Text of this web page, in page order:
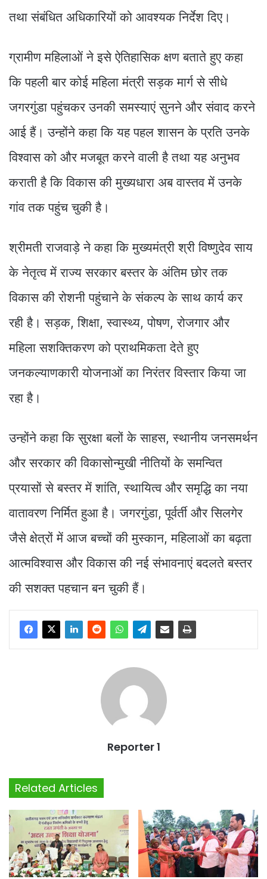
तथा संबंधित अधिकारियों को आवश्यक निर्देश दिए।
ग्रामीण महिलाओं ने इसे ऐतिहासिक क्षण बताते हुए कहा
कि पहली बार कोई महिला मंत्री सड़क मार्ग से सीधे
जगरगुंडा पहुंचकर उनकी समस्याएं सुनने और संवाद करने
आई हैं। उन्होंने कहा कि यह पहल शासन के प्रति उनके
विश्वास को और मजबूत करने वाली है तथा यह अनुभव
कराती है कि विकास की मुख्यधारा अब वास्तव में उनके
गांव तक पहुंच चुकी है।
श्रीमती राजवाड़े ने कहा कि मुख्यमंत्री श्री विष्णुदेव साय
के नेतृत्व में राज्य सरकार बस्तर के अंतिम छोर तक
विकास की रोशनी पहुंचाने के संकल्प के साथ कार्य कर
रही है। सड़क, शिक्षा, स्वास्थ्य, पोषण, रोजगार और
महिला सशक्तिकरण को प्राथमिकता देते हुए
जनकल्याणकारी योजनाओं का निरंतर विस्तार किया जा
रहा है।
उन्होंने कहा कि सुरक्षा बलों के साहस, स्थानीय जनसमर्थन
और सरकार की विकासोन्मुखी नीतियों के समन्वित
प्रयासों से बस्तर में शांति, स्थायित्व और समृद्धि का नया
वातावरण निर्मित हुआ है। जगरगुंडा, पूर्वर्ती और सिलगेर
जैसे क्षेत्रों में आज बच्चों की मुस्कान, महिलाओं का बढ़ता
आत्मविश्वास और विकास की नई संभावनाएं बदलते बस्तर
की सशक्त पहचान बन चुकी हैं।
Reporter 1
Related Articles